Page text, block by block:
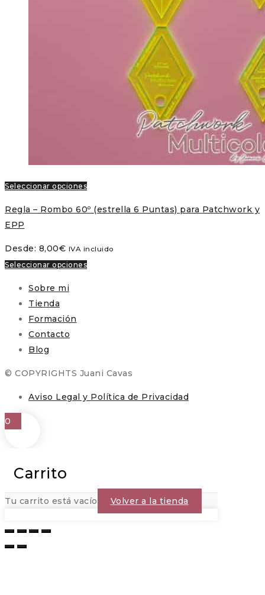
Seleccionar opciones
Regla – Rombo 60º (estrella 6 Puntas) para Patchwork y
EPP
Desde: 8,00€ IVA incluido
Seleccionar opciones
Sobre mi
Tienda
Formación
Contacto
Blog
© COPYRIGHTS Juani Cavas
Aviso Legal y Política de Privacidad
0
Carrito
Tu carrito está vacío Volver a la tienda